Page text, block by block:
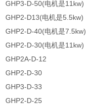
GHP3-D-50(电机是11kw)
GHP2-D13(电机是5.5kw)
GHP2-D-40(电机是7.5kw)
GHP2-D-30(电机是11kw)
GHP2A-D-12
GHP2-D-30
GHP3-D-33
GHP2-D-25